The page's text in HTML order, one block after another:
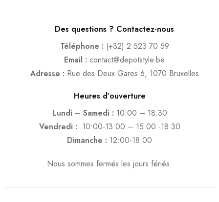
Des questions ? Contactez-nous
Téléphone : (+32) 2 523 70 59
Email : contact@depotstyle.be
Adresse : Rue des Deux Gares 6, 1070 Bruxelles
Heures d’ouverture
Lundi – Samedi : 10:00 – 18:30
Vendredi : 10:00-13:00 – 15:00 -18:30
Dimanche : 12:00-18:00
Nous sommes fermés les jours fériés.